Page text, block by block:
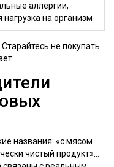
аллергии,
на организм
не покупать
названия: «с мясом
чистый продукт»…